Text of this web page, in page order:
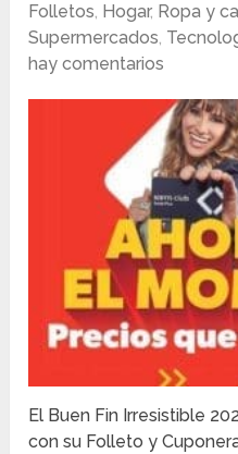
Folletos, Hogar, Ropa y
Supermercados,
hay comentarios
El Buen Fin Irresistible
con su Folleto y